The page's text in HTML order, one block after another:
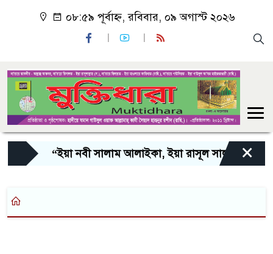
০৮:৫৯ পূর্বাহ্ন, রবিবার, ০৯ অগাস্ট ২০২৬
“ইয়া নবী সালাম আলাইকা, ইয়া রাসূল সালাম×